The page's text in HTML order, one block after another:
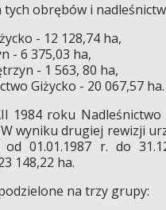
obrębów i
- 12 128,74 ha,
- 6 375,03 ha,
- 1 563, 80 ha,
Giżycko - 20 067,57 ha.
1984 roku
W wyniku drugiej rewizji
od 01.01.1987 r. do
148,22 ha.
na trzy grupy: